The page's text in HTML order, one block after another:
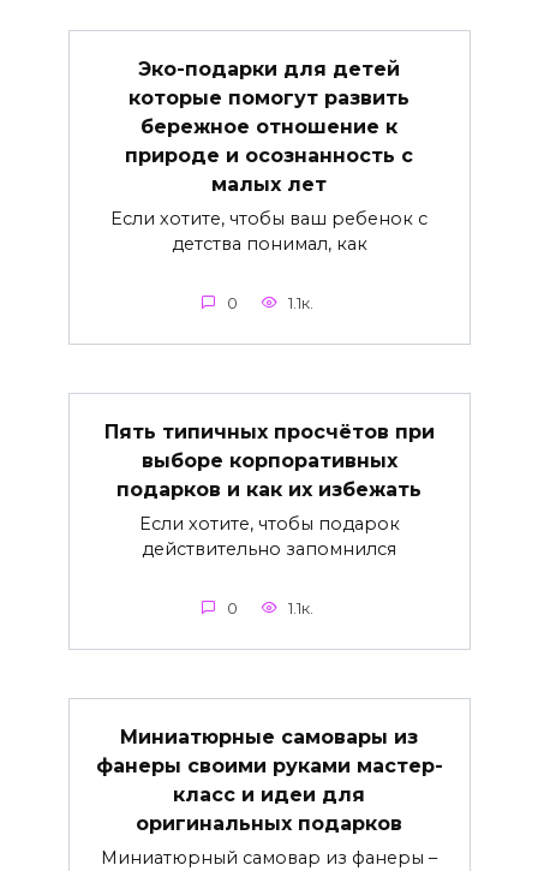
Эко-подарки для детей
которые помогут развить
бережное отношение к
природе и осознанность с
малых лет
Если хотите, чтобы ваш ребенок с
детства понимал, как
0 1.1к.
Пять типичных просчётов при
выборе корпоративных
подарков и как их избежать
Если хотите, чтобы подарок
действительно запомнился
0 1.1к.
Миниатюрные самовары из
фанеры своими руками мастер-
класс и идеи для
оригинальных подарков
Миниатюрный самовар из фанеры –